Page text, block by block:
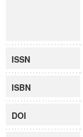
ISSN
ISBN
DOI